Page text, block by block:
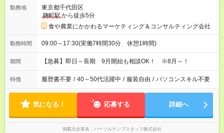
勤務地
東京都千代田区
麹町駅から徒歩5分
食や農業にかかわるマーケティング＆コンサルティング会社
勤務時間 09:00～17:30(実働7時間30分 休憩1時間)
期間 【急募】即日～長期 9月開始も相談OK！ ※8月～！
特徴 履歴書不要 / 40～50代活躍中 / 服装自由 / パソコンスキル不要
気になる！ 応募する 詳細へ
掲載元企業名 パーソルテンプスタッフ株式会社